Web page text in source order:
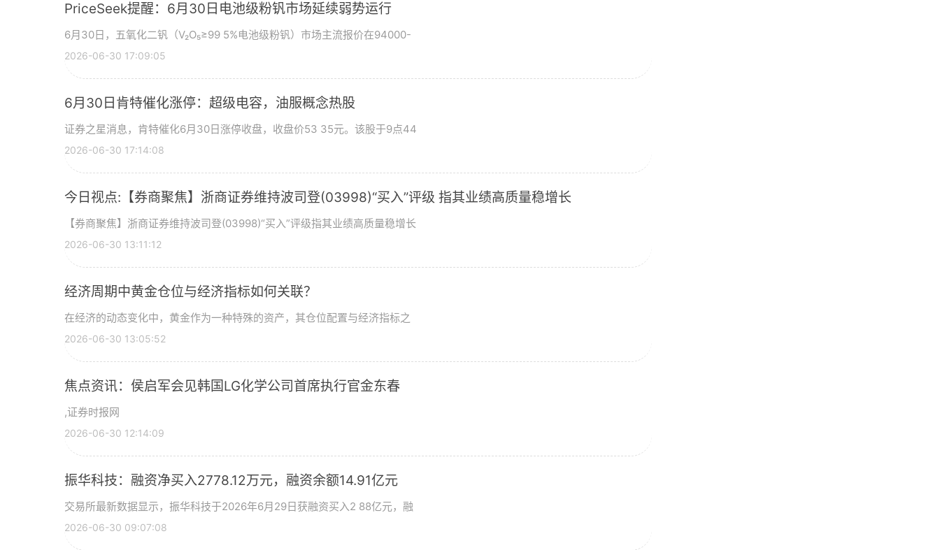
PriceSeek提醒：6月30日电池级粉钒市场延续弱势运行
6月30日，五氧化二钒（V₂O₅≥99 5%电池级粉钒）市场主流报价在94000-
2026-06-30 17:09:05
6月30日肯特催化涨停：超级电容，油服概念热股
证券之星消息，肯特催化6月30日涨停收盘，收盘价53 35元。该股于9点44
2026-06-30 17:14:08
今日视点:【券商聚焦】浙商证券维持波司登(03998)“买入”评级 指其业绩高质量稳增长
【券商聚焦】浙商证券维持波司登(03998)“买入”评级指其业绩高质量稳增长
2026-06-30 13:11:12
经济周期中黄金仓位与经济指标如何关联？
在经济的动态变化中，黄金作为一种特殊的资产，其仓位配置与经济指标之
2026-06-30 13:05:52
焦点资讯：侯启军会见韩国LG化学公司首席执行官金东春
,证券时报网
2026-06-30 12:14:09
振华科技：融资净买入2778.12万元，融资余额14.91亿元
交易所最新数据显示，振华科技于2026年6月29日获融资买入2 88亿元，融
2026-06-30 09:07:08